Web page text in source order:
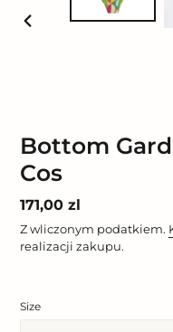
Bottom
Cos
Cena
regularna
171,00 zl
Z wliczonym podatkiem.
realizacji zakupu.
Size